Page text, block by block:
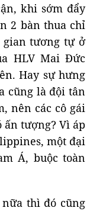
khi sớm đẩy
2 bàn thua chỉ
gian tương tự ở
HLV Mai Đức
Hay sự hưng
cũng là đội tân
nên các cô gái
tượng? Vì áp
một đại
Á, buộc toàn
thì đó cũng